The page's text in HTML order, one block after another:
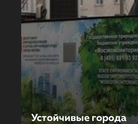
Устойчивые города